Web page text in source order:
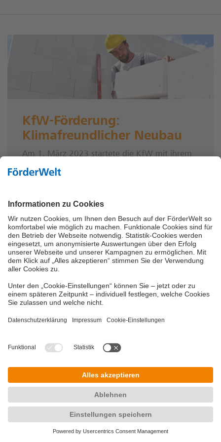
KfW-Förderung:
Klimafreundlicher Neubau
Am 1. März 2023 startete die KfW mit ihrem
Förderprogramm „Klimafreundlicher Neubau“.
erfüllen, auf erneuerbare Energien zur
Wärmeerzeugung setzen und eine geringe
CO2-Emission aufweisen.
Jetzt mehr erfahren